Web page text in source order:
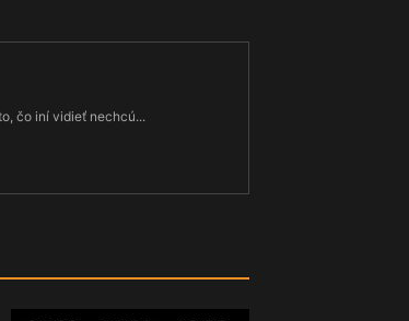
čo iní vidieť nechcú...